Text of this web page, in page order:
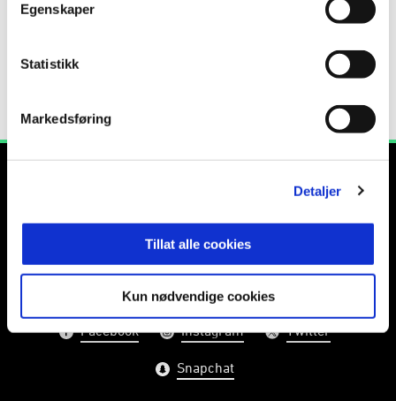
Egenskaper
Statistikk
Markedsføring
Detaljer
Tillat alle cookies
Kun nødvendige cookies
E-post:info@rbk.no Kontakt oss
Facebook Instagram Twitter
Snapchat